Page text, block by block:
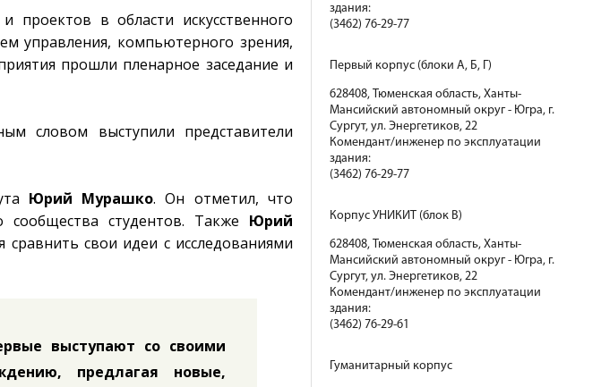
проектов в области искусственного
управления, компьютерного зрения,
прошли пленарное заседание и
словом выступили представители
Юрий Мурашко. Он отметил, что
студентов. Также Юрий
свои идеи с исследованиями
выступают со своими
предлагая новые,
здания:
(3462) 76-29-77
Первый корпус (блоки А, Б, Г)
628408, Тюменская область, Ханты-
Мансийский автономный округ - Югра, г.
Сургут, ул. Энергетиков, 22
Комендант/инженер по эксплуатации
здания:
(3462) 76-29-77
Корпус УНИКИТ (блок В)
628408, Тюменская область, Ханты-
Мансийский автономный округ - Югра, г.
Сургут, ул. Энергетиков, 22
Комендант/инженер по эксплуатации
здания:
(3462) 76-29-61
Гуманитарный корпус